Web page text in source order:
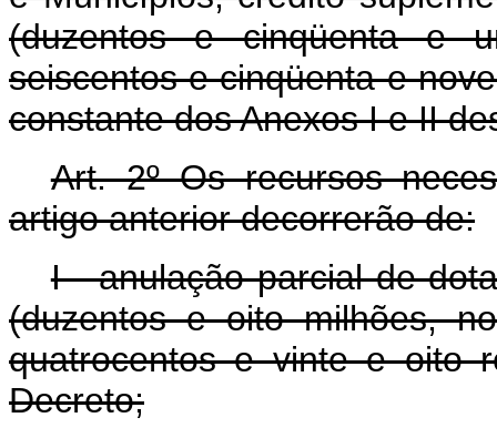
(duzentos e cinqüenta e
seiscentos e cinqüenta e
constante dos Anexos I e II
Art. 2º Os recursos
artigo anterior decorrerão de:
I - anulação parcial de
(duzentos e oito milhões,
quatrocentos e vinte e oito
Decreto;